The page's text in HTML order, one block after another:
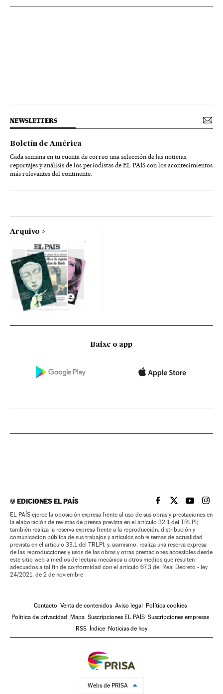
NEWSLETTERS
Boletín de América
Cada semana en tu cuenta de correo una selección de las noticias,
reportajes y análisis de los periodistas de EL PAÍS con los acontecimientos
más relevantes del continente.
Arquivo
Baixe o app
©EDICIONES EL PAÍS EL PAÍS BRASIL EN
EL PAÍSEL PAÍS
EL
EL PAÍS ejerce la oposición expresa frente al uso de sus obras y prestaciones en
la elaboración de revistas de prensa prevista en el artículo 32.1 del TRLPI;
también realiza la reserva expresa frente a la reproducción, distribución y
comunicación pública de sus trabajos y artículos sobre temas de actualidad
prevista en el artículo 33.1 del TRLPI; y, asimismo, realiza una reserva expresa
de las reproducciones y usos de las obras y otras prestaciones accesibles desde
este sitio web a medios de lectura mecánica u otros medios que resulten
adecuados a tal fin de conformidad con el artículo 67.3 del Real Decreto - ley
24/2021, de 2 de noviembre
Contacto Venta de contenidos Aviso legal
Política cookies
Política de privacidad
Mapa Suscripciones EL PAÍS Suscripciones empresas
RSS
Índice Noticias de hoy
Webs de PRISA